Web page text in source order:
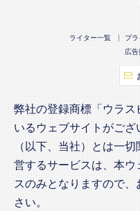
ライター一覧 プ
広
弊社の登録商標「ウラ
いるウェブサイトがござ
（以下、当社）とは一
営するサービスは、本
スのみとなりますので
さい。